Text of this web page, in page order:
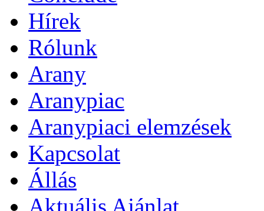
Hírek
Rólunk
Arany
Aranypiac
Aranypiaci elemzések
Kapcsolat
Állás
Aktuális Ajánlat